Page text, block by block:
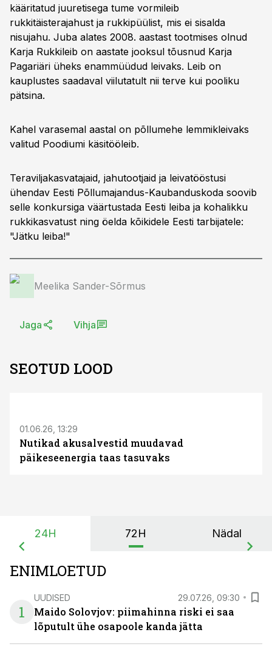
kääritatud juuretisega tume vormileib
rukkitäisterajahust ja rukkipüülist, mis ei sisalda
nisujahu. Juba alates 2008. aastast tootmises olnud
Karja Rukkileib on aastate jooksul tõusnud Karja
Pagariäri üheks enammüüdud leivaks. Leib on
kauplustes saadaval viilutatult nii terve kui pooliku
pätsina.
Kahel varasemal aastal on põllumehe lemmikleivaks
valitud Poodiumi käsitööleib.
Teraviljakasvatajaid, jahutootjaid ja leivatööstusi
ühendav Eesti Põllumajandus-Kaubanduskoda soovib
selle konkursiga väärtustada Eesti leiba ja kohalikku
rukkikasvatust ning öelda kõikidele Eesti tarbijatele:
"Jätku leiba!"
Meelika Sander-Sõrmus
Jaga Vihja
SEOTUD LOOD
01.06.26, 13:29
Nutikad akusalvestid muudavad
päikeseenergia taas tasuvaks
24H 72H Nädal
ENIMLOETUD
1
UUDISED 29.07.26, 09:30
Maido Solovjov: piimahinna riski ei saa
lõputult ühe osapoole kanda jätta